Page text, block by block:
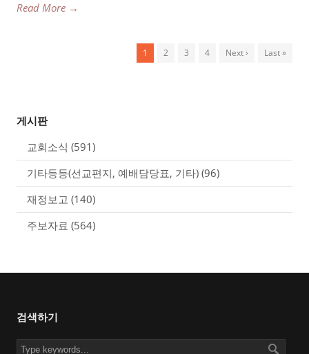
Read More →
1 2 3 4 Next › Last »
게시판
교회소식 (591)
기타등등(선교편지, 예배담당표, 기타) (96)
재정보고 (140)
주보자료 (564)
검색하기